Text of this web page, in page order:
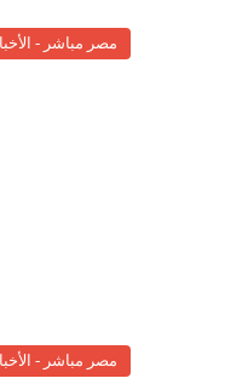
مصر مباشر -
مصر مباشر -